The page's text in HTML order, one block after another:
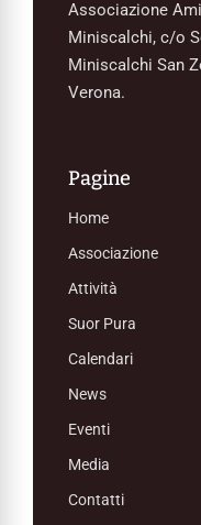
Associazione
Miniscalchi, c/o
Miniscalchi San
Verona.
Pagine
Home
Associazione
Attività
Suor Pura
Calendari
News
Eventi
Media
Contatti